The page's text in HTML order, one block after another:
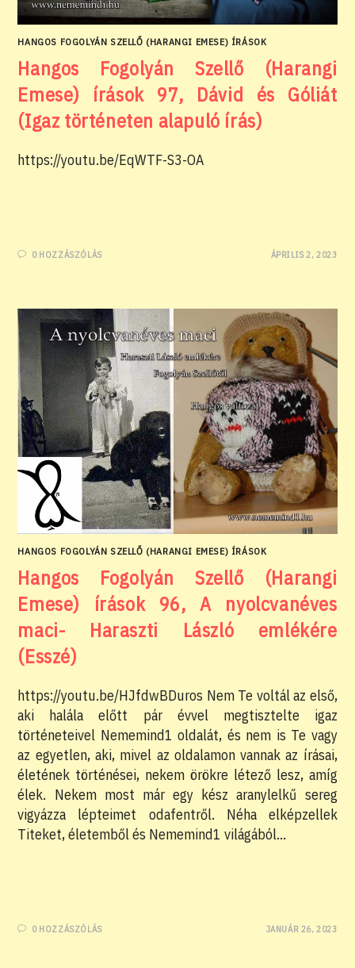
HANGOS FOGOLYÁN SZELLŐ (HARANGI EMESE) ÍRÁSOK
Hangos Fogolyán Szellő (Harangi
Emese) írások 97, Dávid és Góliát
(Igaz történeten alapuló írás)
https://youtu.be/EqWTF-S3-OA
0 HOZZÁSZÓLÁS ÁPRILIS 2, 2023
HANGOS FOGOLYÁN SZELLŐ (HARANGI EMESE) ÍRÁSOK
Hangos Fogolyán Szellő (Harangi
Emese) írások 96, A nyolcvanéves
maci- Haraszti László emlékére
(Esszé)
https://youtu.be/HJfdwBDuros Nem Te voltál az első,
aki halála előtt pár évvel megtisztelte igaz
történeteivel Nememind1 oldalát, és nem is Te vagy
az egyetlen, aki, mivel az oldalamon vannak az írásai,
életének történései, nekem örökre létező lesz, amíg
élek. Nekem most már egy kész aranylelkű sereg
vigyázza lépteimet odafentről. Néha elképzellek
Titeket, életemből és Nememind1 világából…
0 HOZZÁSZÓLÁS JANUÁR 26, 2023